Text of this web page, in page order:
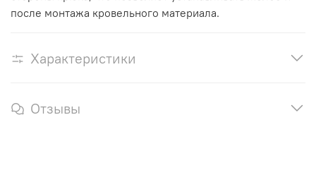
после монтажа кровельного материала.
Характеристики
Отзывы